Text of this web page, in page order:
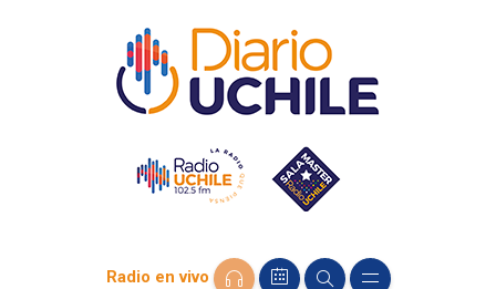
Radio en vivo